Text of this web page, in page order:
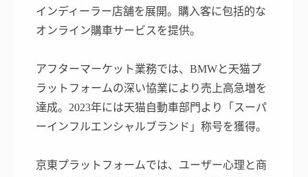
インディーラー店舗を展開。購入客に包括的な
オンライン購車サービスを提供。
アフターマーケット業務では、BMWと天猫プ
ラットフォームの深い協業により売上高急増を
達成。2023年には天猫自動車部門より「スーパ
ーインフルエンシャルブランド」称号を獲得。
京東プラットフォームでは、ユーザー心理と商